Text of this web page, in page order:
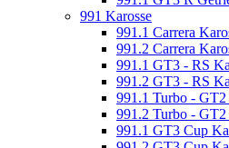
991 Karosse
991.1 Carrera
991.2 Carrera
991.1 GT3 - RS
991.2 GT3 - RS
991.1 Turbo - GT2
991.2 Turbo - GT2
991.1 GT3 Cup